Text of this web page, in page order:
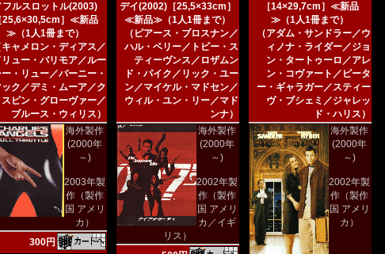
フルスロットル(2003)
25,6×30,5cm］≪新品
≫（1人1冊まで）
ャメロン・ディアス／
ュー・バリモア／ルー
・リュー／バーニー・
ク／デミ・ムーア／ク
ピン・グローヴァー／
ブルース・ウィリス）
海外製作
(2000年
～)
2003年製
作（製作
国 アメリ
カ）
300円
デイ(2002)［25,5×33cm］
≪新品≫（1人1冊まで）
（ピアース・ブロスナン／
ハル・ベリー／トビー・ス
ティーヴンス／ロザムン
ド・パイク／リック・ユー
ン／マイケル・マドセン／
ウィル・ユン・リー／マド
ンナ）
海外製作
(2000年
～)
2002年製
作（製作
国 アメリ
カ／イギ
リス）
［14×29,7cm］≪新品
≫（1人1冊まで）
（アダム・サンドラー／ウ
ィノナ・ライダー／ジョ
ン・タートゥーロ／アレ
ン・コヴァート／ピータ
ー・ギャラガー／スティー
ヴ・ブシェミ／ジャレッ
ド・ハリス）
海外製作
(2000年
～)
2002年製
作（製作
国 アメリ
カ）